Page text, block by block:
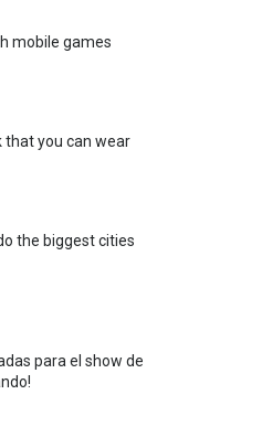
mobile games
that you can wear
the biggest cities
para el show de